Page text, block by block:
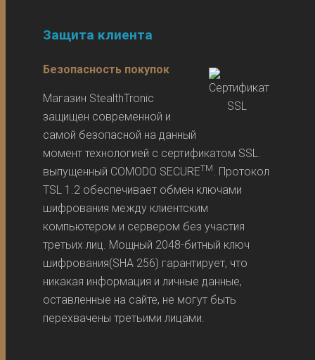
Защита клиента
Безопасность покупок
Магазин StealthTronic
защищен современной и
самой безопасной на данный
момент технологией с сертификатом SSL.
выпущенный COMODO SECURETM
. Протокол
TSL 1.2 обеспечивает обмен ключами
шифрования между клиентским
компьютером и сервером без участия
третьих лиц. Мощный 2048-битный ключ
шифрования(SHA 256) гарантирует, что
никакая информация и личные данные,
оставленные на сайте, не могут быть
перехвачены третьими лицами.